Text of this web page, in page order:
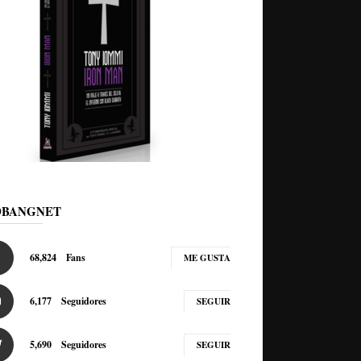
68,824 Fans ME GUSTA
6,177 Seguidores SEGUIR
5,690 Seguidores SEGUIR